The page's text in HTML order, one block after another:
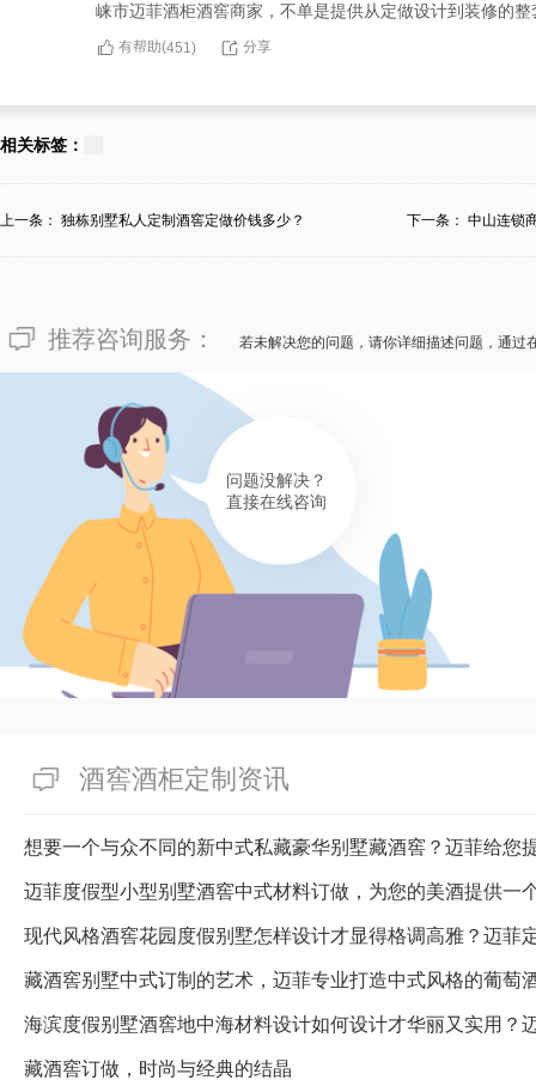
崃市迈菲酒柜酒窖商家，不单是提供从定做设计到装修的
有帮助(451 ) 分享
130****8229
保无论花费高低，您都会赢来优异的服务和理想的回报！
147****9583
做的花费并不是坚定的，不同的酒庄有不同的主观性要求
在1w到十万不等。假若说您谋划感受花费公开透明的藏酒
窖商家，为您的传统酒庄注入朝气！
有帮助( 399) 分享
相关标签：
上一条： 独栋别墅私人定制酒窖定做价钱多少？ 下一条： 中山连锁
推荐咨询服务： 若未解决您的问题，请你详细描述问题，通过
问题没解决？
直接在线咨询
酒窖酒柜定制资讯
想要一个与众不同的新中式私藏豪华别墅藏酒窖？迈菲给您
迈菲度假型小型别墅酒窖中式材料订做，为您的美酒提供一
藏酒窖别墅中式订制的艺术，迈菲专业打造中式风格的葡萄
海滨度假别墅酒窖地中海材料设计如何设计才华丽又实用？
藏酒窖订做，时尚与经典的结晶